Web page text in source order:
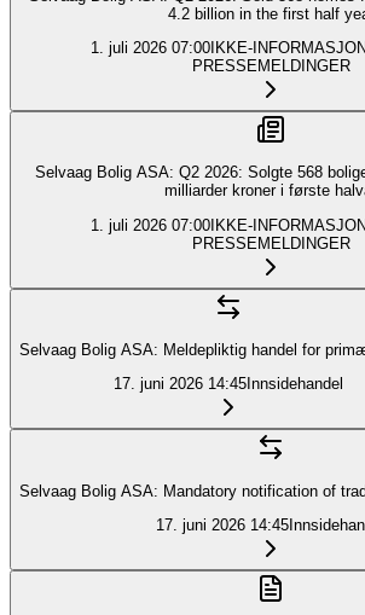
4.2 billion in the first half
1. juli 2026 07:00 IKKE-
PRESSEMELDINGER
Selvaag Bolig ASA: Q2 2026: Solgte 568
milliarder kroner i første
1. juli 2026 07:00IKKE-
PRESSEMELDINGER
Selvaag Bolig ASA: Meldepliktig handel for
17. juni 2026 14:45 Innsidehandel
Selvaag Bolig ASA: Mandatory notification of
17. juni 2026 14:45